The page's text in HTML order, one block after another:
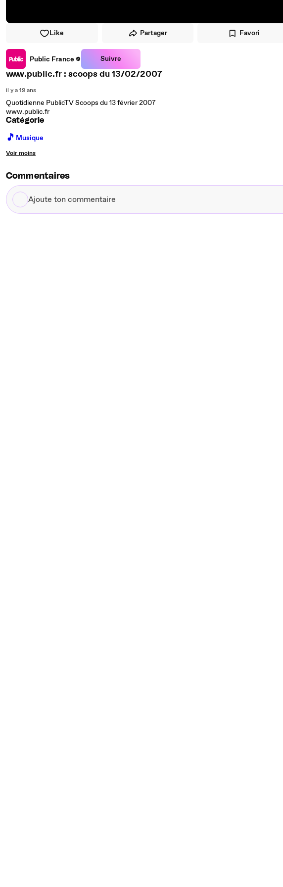
Like Partager Favori
Public France Suivre
www.public.fr : scoops du 13/02/2007
il y a 19 ans
Quotidienne PublicTV Scoops du 13 février 2007
www.public.fr
Catégorie
🎵 Musique
Voir moins
Commentaires
Ajoute
ton